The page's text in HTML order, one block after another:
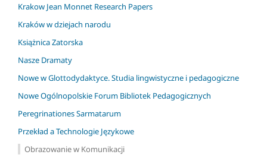
Krakow Jean Monnet Research Papers
Kraków w dziejach narodu
Książnica Zatorska
Nasze Dramaty
Nowe w Glottodydaktyce. Studia lingwistyczne i pedagogiczne
Nowe Ogólnopolskie Forum Bibliotek Pedagogicznych
Peregrinationes Sarmatarum
Przekład a Technologie Językowe
Obrazowanie w Komunikacji